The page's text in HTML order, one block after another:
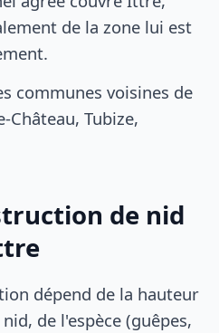
de la zone lui est
communes voisines de
Tubize,
de nid
dépend de la hauteur
de l'espèce (guêpes,